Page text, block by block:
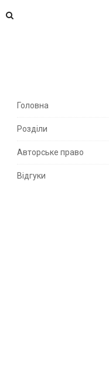
S
e
S
Головна
Розділи
Авторське право
Відгуки